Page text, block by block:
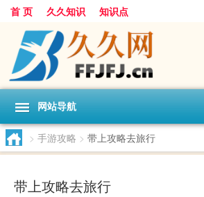
首 页 久久知识 知识点
网站导航
> 手游攻略 > 带上攻略去旅行
带上攻略去旅行